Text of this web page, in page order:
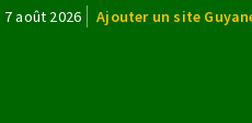
août 2026 Ajouter un site